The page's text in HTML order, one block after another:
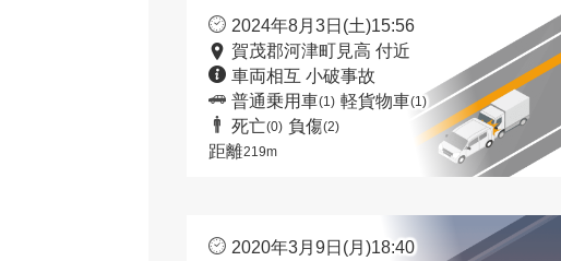
2024年8月3日(土)15:56
賀茂郡河津町見高 付近
車両相互 小破事故
普通乗用車(1) 軽貨物車(1)
死亡(0) 負傷(2)
距離219m
2020年3月9日(月)18:40